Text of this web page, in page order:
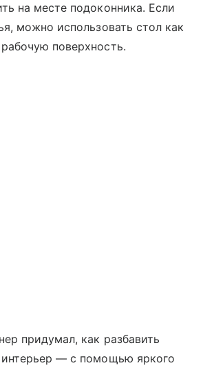
на месте подоконника. Если
можно использовать стол как
поверхность.
придумал, как разбавить
— с помощью яркого